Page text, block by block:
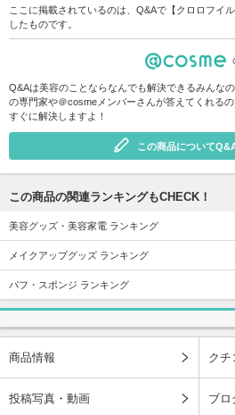
ここに掲載されているのは、Q&Aで【クロロフイ
したものです。
Q&Aは美容のことならなんでも解決できるみんな
の専門家や＠cosmeメンバーさんが答えてくれる
すぐに解決しますよ！
この商品について
この商品の関連ランキングもCHECK！
美容グッズ・美容家電 ランキング
メイクアップグッズ ランキング
パフ・スポンジ ランキング
商品情報 クチ
投稿写真・動画 ブロ